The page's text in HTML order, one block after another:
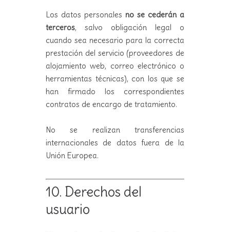
Los datos personales no se cederán a
terceros, salvo obligación legal o
cuando sea necesario para la correcta
prestación del servicio (proveedores de
alojamiento web, correo electrónico o
herramientas técnicas), con los que se
han firmado los correspondientes
contratos de encargo de tratamiento.
No se realizan transferencias
internacionales de datos fuera de la
Unión Europea.
10. Derechos del
usuario